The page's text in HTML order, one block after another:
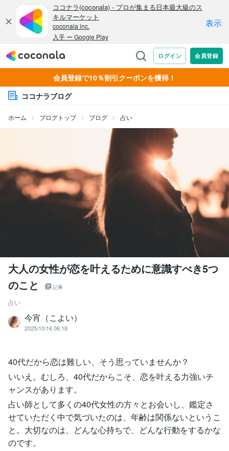
会員登録で10％割引クーポンを獲得！
ココナラブログ
ホーム ブログトップ ブログ 占い
大人の女性が恋を叶えるために意識すべき5つ
のこと
記事
占い
今宵（こよい）
2025/10/16 06:18
40代だから恋は難しい、そう思っていませんか？
いいえ。むしろ、40代だからこそ、恋を叶える力強いチ
ャンスがあります。
占い師として多くの40代女性の方々とお会いし、鑑定さ
せていただく中で気づいたのは、年齢は関係ないというこ
と。大切なのは、どんな心持ちで、どんな行動をするかな
のです。